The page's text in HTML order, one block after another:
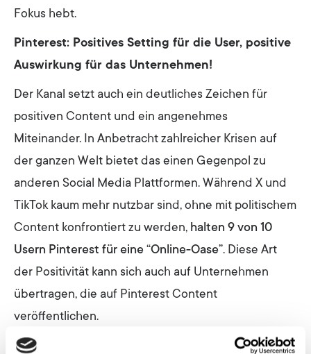
Fokus hebt.
Pinterest: Positives Setting für die User, positive
Auswirkung für das Unternehmen!
Der Kanal setzt auch ein deutliches Zeichen für
positiven Content und ein angenehmes
Miteinander. In Anbetracht zahlreicher Krisen auf
der ganzen Welt bietet das einen Gegenpol zu
anderen Social Media Plattformen. Während X und
TikTok kaum mehr nutzbar sind, ohne mit politischem
Content konfrontiert zu werden, halten 9 von 10
Usern Pinterest für eine “Online-Oase”. Diese Art
der Positivität kann sich auch auf Unternehmen
übertragen, die auf Pinterest Content
veröffentlichen.
Traffic-Treiber